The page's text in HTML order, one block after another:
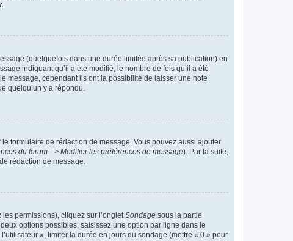
(quelquefois dans une durée limitée après sa publication) en
indiquant qu’il a été modifié, le nombre de fois qu’il a été
message, cependant ils ont la possibilité de laisser une note
quelqu’un y a répondu.
le formulaire de rédaction de message. Vous pouvez aussi ajouter
du forum --> Modifier les préférences de message). Par la suite,
rédaction de message.
permissions), cliquez sur l’ongletSondage sous la partie
options possibles, saisissez une option par ligne dans le
», limiter la durée en jours du sondage (mettre « 0 » pour